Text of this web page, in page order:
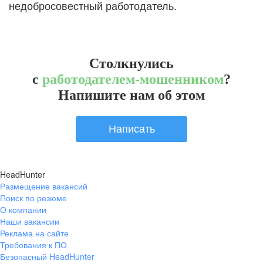
недобросовестный работодатель.
Столкнулись
с работодателем-мошенником?
Напишите нам об этом
Написать
HeadHunter
Размещение вакансий
Поиск по резюме
О компании
Наши вакансии
Реклама на сайте
Требования к ПО
Безопасный HeadHunter